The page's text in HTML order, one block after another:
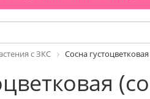
с ЗКС Сосна